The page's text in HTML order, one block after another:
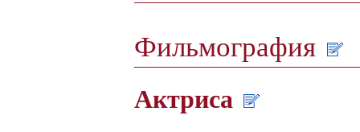
Фильмография
Актриса